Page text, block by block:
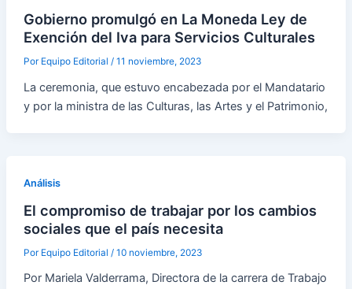
Gobierno promulgó en La Moneda Ley de
Exención del Iva para Servicios Culturales
Por Equipo Editorial / 11 noviembre, 2023
La ceremonia, que estuvo encabezada por el Mandatario
y por la ministra de las Culturas, las Artes y el Patrimonio,
Análisis
El compromiso de trabajar por los cambios
sociales que el país necesita
Por Equipo Editorial / 10 noviembre, 2023
Por Mariela Valderrama, Directora de la carrera de Trabajo